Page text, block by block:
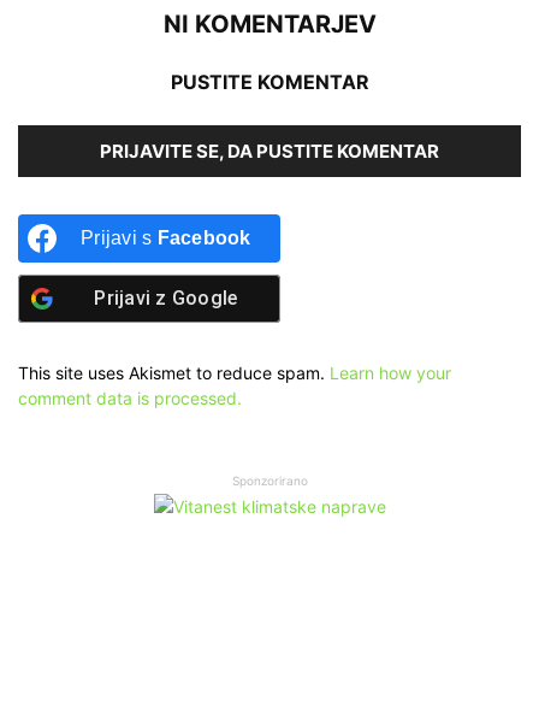
NI KOMENTARJEV
PUSTITE KOMENTAR
PRIJAVITE SE, DA PUSTITE KOMENTAR
Prijavi s Facebook
Prijavi z Google
This site uses Akismet to reduce spam. Learn how your
comment data is processed.
Sponzorirano